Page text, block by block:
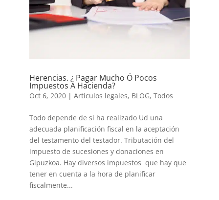
Herencias. ¿ Pagar Mucho Ó Pocos
Impuestos A Hacienda?
Oct 6, 2020| Articulos legales, BLOG, Todos
Todo depende de si ha realizado Ud una
adecuada planificación fiscal en la aceptación
del testamento del testador. Tributación del
impuesto de sucesiones y donaciones en
Gipuzkoa. Hay diversos impuestos que hay que
tener en cuenta a la hora de planificar
fiscalmente...